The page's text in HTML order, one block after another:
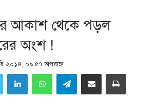
আকাশ থেকে পড়ল
অংশ !
২০১৪, ০৯:৫৭ অপরাহ্ণ
LinkedInWhatsAppTelegramShare via Email Print